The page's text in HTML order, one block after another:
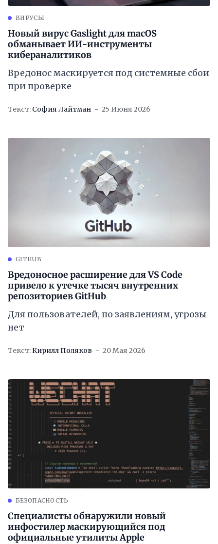
ВИРУСЫ
Новый вирус Gaslight для macOS
обманывает ИИ-инструменты
кибераналитиков
Вредонос маскируется под системные сбои
при проверке
Текст: София Лайтман 25 Июня 2026
GITHUB
Вредоносное расширение для VS Code
привело к утечке тысяч внутренних
репозиториев GitHub
Для пользователей, по заявлениям, угрозы
нет
Текст: Кирилл Поляков 20 Мая 2026
БЕЗОПАСНОСТЬ
Специалисты обнаружили новый
инфостилер маскирующийся под
официальные утилиты Apple